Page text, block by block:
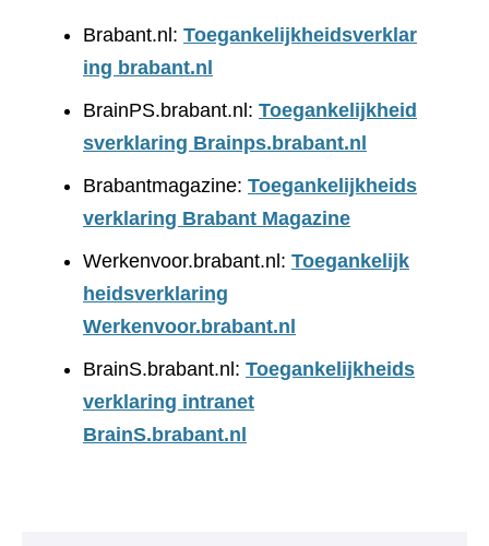
Brabant.nl: Toegankelijkheidsverklar
ing brabant.nl
BrainPS.brabant.nl: Toegankelijkheid
sverklaring Brainps.brabant.nl
Brabantmagazine: Toegankelijkheids
verklaring Brabant Magazine
Werkenvoor.brabant.nl: Toegankelijk
heidsverklaring
Werkenvoor.brabant.nl
BrainS.brabant.nl: Toegankelijkheids
verklaring intranet
BrainS.brabant.nl